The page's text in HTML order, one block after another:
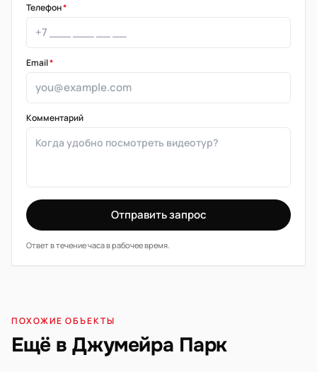
Телефон*
Email*
Комментарий
Отправить запрос
Ответ в течение часа в рабочее время.
ПОХОЖИЕ ОБЪЕКТЫ
Ещё в Джумейра Парк